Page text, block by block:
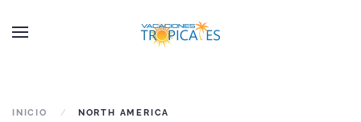
Skip to main content
INICIO NORTH AMERICA